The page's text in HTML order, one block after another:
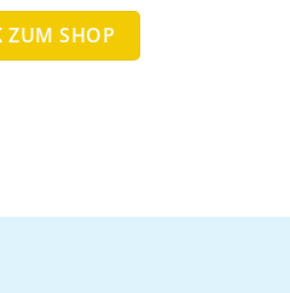
ZUM SHOP